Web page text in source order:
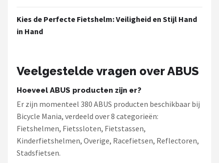
Kies de Perfecte Fietshelm: Veiligheid en Stijl Hand
in Hand
Veelgestelde vragen over ABUS
Hoeveel ABUS producten zijn er?
Er zijn momenteel 380 ABUS producten beschikbaar bij
Bicycle Mania, verdeeld over 8 categorieën:
Fietshelmen, Fietssloten, Fietstassen,
Kinderfietshelmen, Overige, Racefietsen, Reflectoren,
Stadsfietsen.